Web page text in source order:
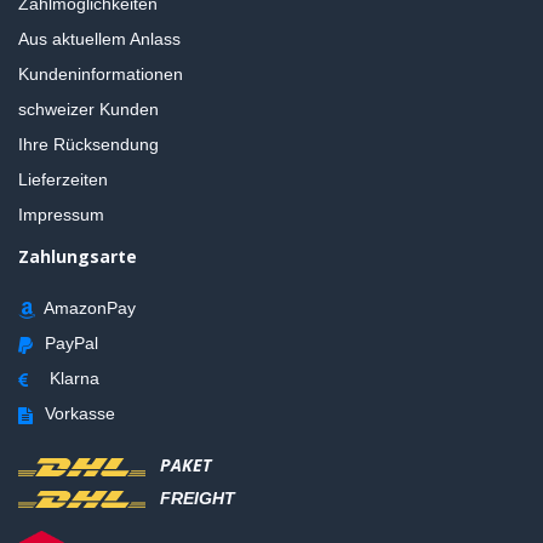
Zahlmöglichkeiten
Aus aktuellem Anlass
Kundeninformationen
schweizer Kunden
Ihre Rücksendung
Lieferzeiten
Impressum
Zahlungsarte
AmazonPay
PayPal
Klarna
Vorkasse
PAKET
FREIGHT